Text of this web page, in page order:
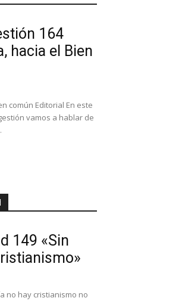
164
hacia el Bien
común Editorial En este
vamos a hablar de
149 «Sin
no hay cristianismo no